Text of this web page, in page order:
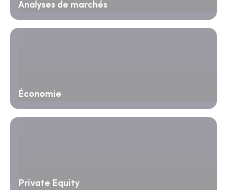
Analyses de marchés
Économie
Private Equity